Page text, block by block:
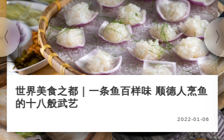
世界美食之都｜一条鱼百样味 顺德人烹鱼
的十八般武艺
2022-01-06